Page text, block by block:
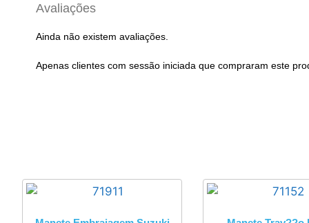
Avaliações
Ainda não existem avaliações.
Apenas clientes com sessão iniciada que compraram este